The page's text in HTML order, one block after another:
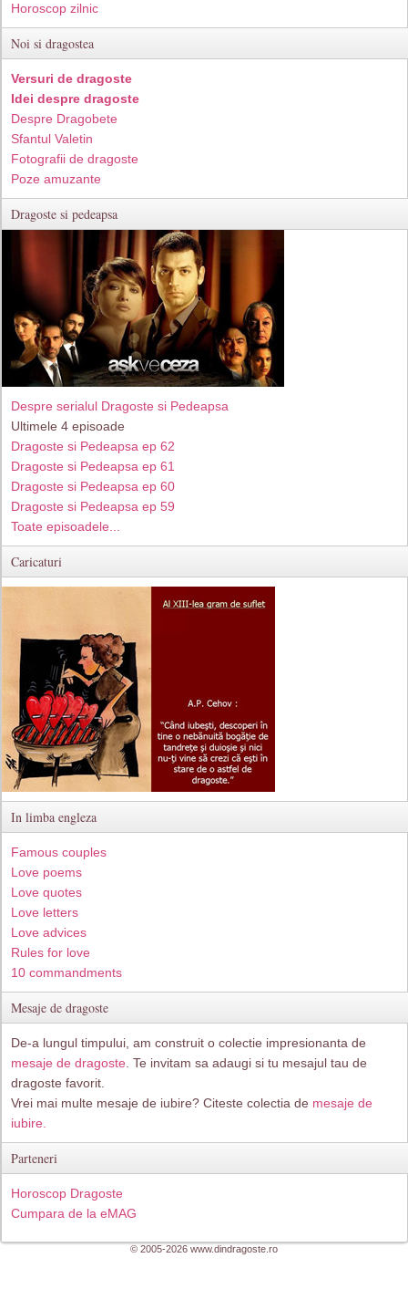
Horoscop zilnic
Noi si dragostea
Versuri de dragoste
Idei despre dragoste
Despre Dragobete
Sfantul Valetin
Fotografii de dragoste
Poze amuzante
Dragoste si pedeapsa
Despre serialul Dragoste si Pedeapsa
Ultimele 4 episoade
Dragoste si Pedeapsa ep 62
Dragoste si Pedeapsa ep 61
Dragoste si Pedeapsa ep 60
Dragoste si Pedeapsa ep 59
Toate episoadele...
Caricaturi
In limba engleza
Famous couples
Love poems
Love quotes
Love letters
Love advices
Rules for love
10 commandments
Mesaje de dragoste
De-a lungul timpului, am construit o colectie impresionanta de
mesaje de dragoste . Te invitam sa adaugi si tu mesajul tau de
dragoste favorit.
Vrei mai multe mesaje de iubire? Citeste colectia de mesaje de
iubire.
Parteneri
Horoscop Dragoste
Cumpara de la eMAG
© 2005-2026 www.dindragoste.ro